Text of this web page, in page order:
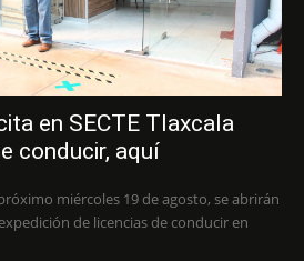
en SECTE Tlaxcala
conducir, aquí
miércoles 19 de agosto, se abrirán
de licencias de conducir en